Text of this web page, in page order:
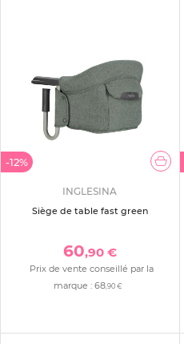
-12%
INGLESINA
Siège de table fast green
60,90 €
Prix de vente conseillé par la
marque :68,90 €